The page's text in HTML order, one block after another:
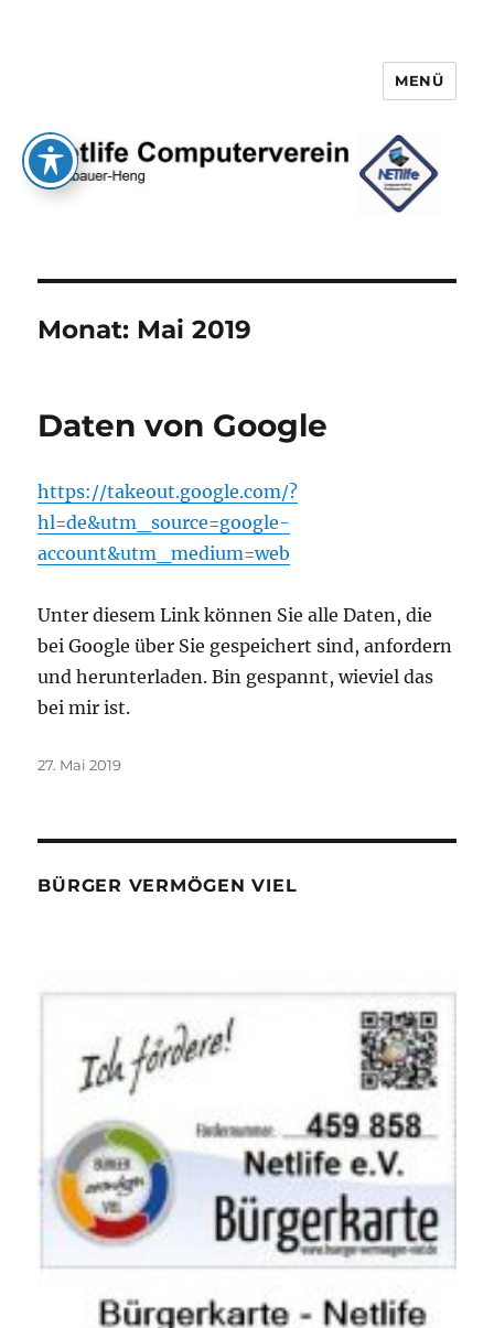
MENÜ
Monat: Mai 2019
Daten von Google
https://takeout.google.com/?
hl=de&utm_source=google-
account&utm_medium=web
Unter diesem Link können Sie alle Daten, die
bei Google über Sie gespeichert sind, anfordern
und herunterladen. Bin gespannt, wieviel das
bei mir ist.
Veröffentlicht
27. Mai 2019
BÜRGER VERMÖGEN VIEL